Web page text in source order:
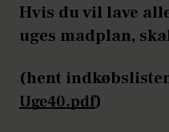
Hvis du vil lave
uges madplan,
(hent
Uge40.pdf)